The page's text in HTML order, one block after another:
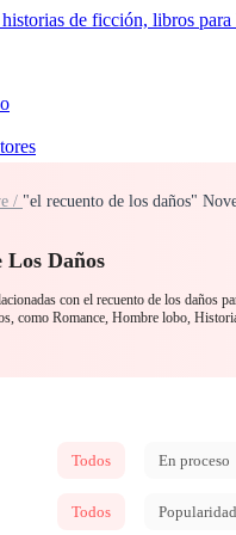
SistemaFantasía
/ "el recuento de los daños"
Los Daños
con el recuento de los daños
como Romance, Hombre lobo,
Todos En proceso
Todos Popularidad